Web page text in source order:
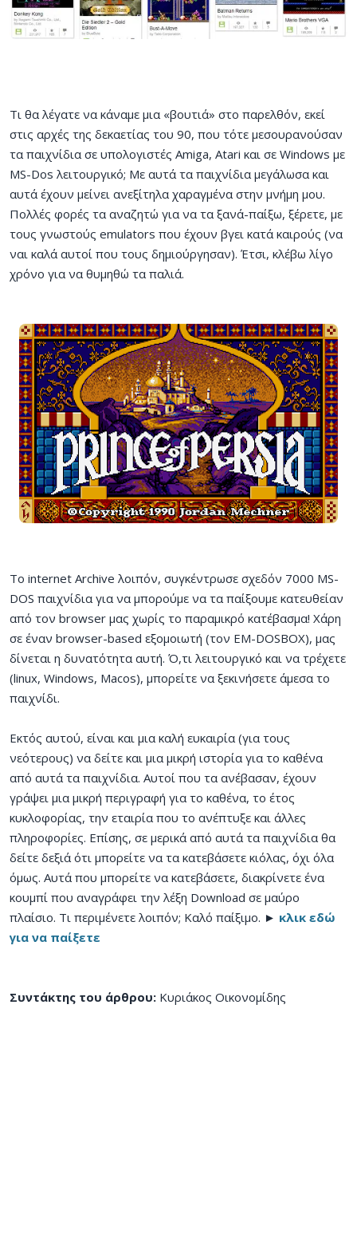
Τι θα λέγατε να κάναμε μια «βουτιά» στο παρελθόν, εκεί
στις αρχές της δεκαετίας του 90, που τότε μεσουρανούσαν
τα παιχνίδια σε υπολογιστές Amiga, Atari και σε Windows με
MS-Dos λειτουργικό; Με αυτά τα παιχνίδια μεγάλωσα και
αυτά έχουν μείνει ανεξίτηλα χαραγμένα στην μνήμη μου.
Πολλές φορές τα αναζητώ για να τα ξανά-παίξω, ξέρετε, με
τους γνωστούς emulators που έχουν βγει κατά καιρούς (να
ναι καλά αυτοί που τους δημιούργησαν). Έτσι, κλέβω λίγο
χρόνο για να θυμηθώ τα παλιά.
Το internet Archive λοιπόν, συγκέντρωσε σχεδόν 7000 MS-
DOS παιχνίδια για να μπορούμε να τα παίξουμε κατευθείαν
από τον browser μας χωρίς το παραμικρό κατέβασμα! Χάρη
σε έναν browser-based εξομοιωτή (τον EM-DOSBOX), μας
δίνεται η δυνατότητα αυτή. Ό,τι λειτουργικό και να τρέχετε
(linux, Windows, Macos), μπορείτε να ξεκινήσετε άμεσα το
παιχνίδι.
Εκτός αυτού, είναι και μια καλή ευκαιρία (για τους
νεότερους) να δείτε και μια μικρή ιστορία για το καθένα
από αυτά τα παιχνίδια. Αυτοί που τα ανέβασαν, έχουν
γράψει μια μικρή περιγραφή για το καθένα, το έτος
κυκλοφορίας, την εταιρία που το ανέπτυξε και άλλες
πληροφορίες. Επίσης, σε μερικά από αυτά τα παιχνίδια θα
δείτε δεξιά ότι μπορείτε να τα κατεβάσετε κιόλας, όχι όλα
όμως. Αυτά που μπορείτε να κατεβάσετε, διακρίνετε ένα
κουμπί που αναγράφει την λέξη Download σε μαύρο
πλαίσιο. Τι περιμένετε λοιπόν; Καλό παίξιμο. ► κλικ εδώ
για να παίξετε
Συντάκτης του άρθρου: Κυριάκος Οικονομίδης